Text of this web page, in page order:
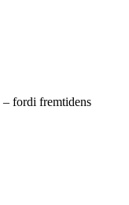
– fordi fremtidens